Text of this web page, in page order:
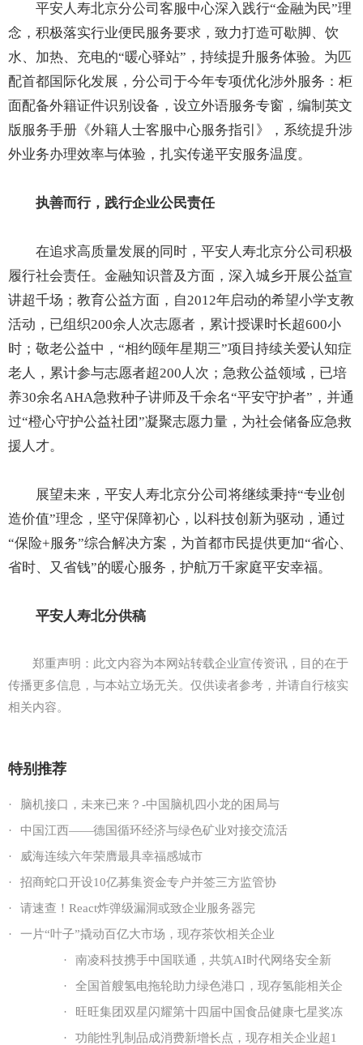
平安人寿北京分公司客服中心深入践行“金融为民”理
念，积极落实行业便民服务要求，致力打造可歇脚、饮
水、加热、充电的“暖心驿站”，持续提升服务体验。为匹
配首都国际化发展，分公司于今年专项优化涉外服务：柜
面配备外籍证件识别设备，设立外语服务专窗，编制英文
版服务手册《外籍人士客服中心服务指引》，系统提升涉
外业务办理效率与体验，扎实传递平安服务温度。
执善而行，践行企业公民责任
在追求高质量发展的同时，平安人寿北京分公司积极
履行社会责任。金融知识普及方面，深入城乡开展公益宣
讲超千场；教育公益方面，自2012年启动的希望小学支教
活动，已组织200余人次志愿者，累计授课时长超600小
时；敬老公益中，“相约颐年星期三”项目持续关爱认知症
老人，累计参与志愿者超200人次；急救公益领域，已培
养30余名AHA急救种子讲师及千余名“平安守护者”，并通
过“橙心守护公益社团”凝聚志愿力量，为社会储备应急救
援人才。
展望未来，平安人寿北京分公司将继续秉持“专业创
造价值”理念，坚守保障初心，以科技创新为驱动，通过
“保险+服务”综合解决方案，为首都市民提供更加“省心、
省时、又省钱”的暖心服务，护航万千家庭平安幸福。
平安人寿北分供稿
郑重声明：此文内容为本网站转载企业宣传资讯，目的在于
传播更多信息，与本站立场无关。仅供读者参考，并请自行核实
相关内容。
特别推荐
·
脑机接口，未来已来？-中国脑机四小龙的困局与
·
中国江西——德国循环经济与绿色矿业对接交流活
·
威海连续六年荣膺最具幸福感城市
·
招商蛇口开设10亿募集资金专户并签三方监管协
·
请速查！React炸弹级漏洞或致企业服务器完
·
一片“叶子”撬动百亿大市场，现存茶饮相关企业
·
南凌科技携手中国联通，共筑AI时代网络安全新
·
全国首艘氢电拖轮助力绿色港口，现存氢能相关企
·
旺旺集团双星闪耀第十四届中国食品健康七星奖冻
·
功能性乳制品成消费新增长点，现存相关企业超1